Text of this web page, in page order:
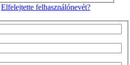
Elfelejtette felhasználónevét?